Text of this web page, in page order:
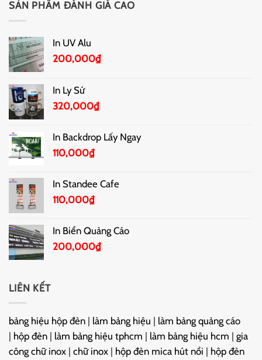
SẢN PHẨM ĐÁNH GIÁ CAO
In UV Alu
200,000₫
In Ly Sứ
320,000₫
In Backdrop Lấy Ngay
110,000₫
In Standee Cafe
110,000₫
In Biển Quảng Cáo
200,000₫
LIÊN KẾT
bảng hiệu hộp đèn | làm bảng hiệu | làm bảng quảng cáo
| hộp đèn | làm bảng hiệu tphcm | làm bảng hiệu hcm | gia
công chữ inox | chữ inox | hộp đèn mica hút nổi | hộp đèn